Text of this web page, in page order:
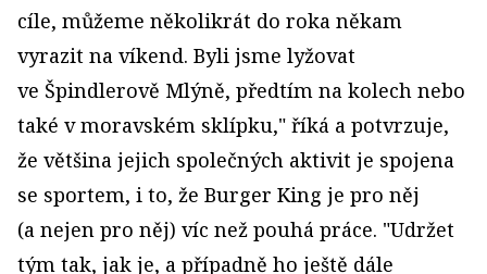
cíle, můžeme několikrát do roka někam
vyrazit na víkend. Byli jsme lyžovat
ve Špindlerově Mlýně, předtím na kolech nebo
také v moravském sklípku," říká a potvrzuje,
že většina jejich společných aktivit je spojena
se sportem, i to, že Burger King je pro něj
(a nejen pro něj) víc než pouhá práce. "Udržet
tým tak, jak je, a případně ho ještě dále